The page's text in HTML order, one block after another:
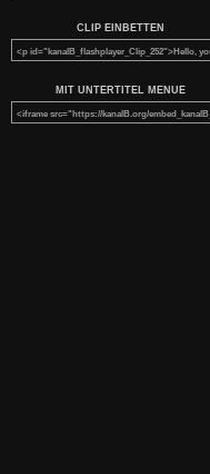
CLIP EINBETTEN
MIT UNTERTITEL MENUE